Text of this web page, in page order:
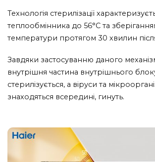
Технологія стерилізації
теплообмінника до 56°С та
температури протягом 30 хвилин після
Завдяки застосуванню даного
внутрішня частина внутрішнього
стерилізується, а віруси та
знаходяться всередині, гинуть.